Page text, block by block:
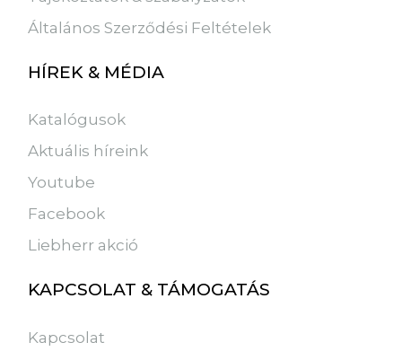
Általános Szerződési Feltételek
HÍREK & MÉDIA
Katalógusok
Aktuális híreink
Youtube
Facebook
Liebherr akció
KAPCSOLAT & TÁMOGATÁS
Kapcsolat